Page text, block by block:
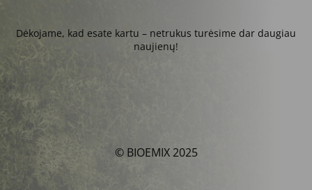
Dėkojame, kad esate kartu – netrukus turėsime dar daugiau
naujienų!
© BIOEMIX 2025